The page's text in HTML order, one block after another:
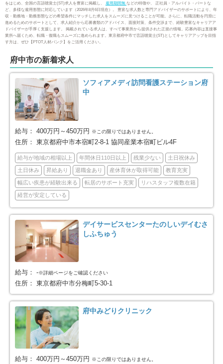
品川区 41 目黒区 40
大田区 105 世田谷区 133
渋谷区 39
杉並区 86 豊島区 40
北区 69
板橋区 84 練馬区 71
足立区 137 葛飾区 56
江戸川区 85 八王子市 62
立川市
三鷹市 21 青梅市 15
府中市
調布市 28
小金井市 11 小平市 22
日野市 27
国分寺市
をはじめ、全国の言語聴覚士(ST)求人を豊富に掲載し、
雇用期間無 などの特徴や、 正社員・アルバイト・パートな
ど、多様な雇用形態に対応しています（2026年8月6日現在）。 豊富な求人数と専門アドバイザーのサポートにより、年
収・勤務地・勤務形態などの希望条件にマッチした求人をスムーズに見つけることが可能。さらに、転職活動を円滑に
進めるためのサポートとして、求人紹介から応募書類のアドバイス、面接対策、条件交渉まで、経験豊富なキャリアア
ドバイザーが手厚く支援します。 掲載されている求人は、すべて事業所から提供された正規の情報。応募内容は直接事
業所へ届くため、転職・復職もスムーズに進められます。東京都府中市で言語聴覚士(ST)としてキャリアアップを目指
す方は、ぜひ【PTOT人材バンク】をご活用ください。
府中市の新着求人
ソフィアメディ訪問看護ステーション府
中
給与： 400万円～450万円 ※この限りではありません。
住所： 東京都府中市本宿町2-8-1 協同産業本宿町ビル4F
給与が地域の相場以上 年間休日110日以上 残業少ない 土日祝休み
土日休み 昇給あり 退職金あり 産休育休が取得可能 教育充実
幅広い疾患が経験出来る 転居のサポート充実 リハスタッフ複数在籍
経営が安定している
デイサービスセンターたのしいデイむさ
しふちゅう
給与： -※詳細ページをご確認ください
住所： 東京都府中市分梅町5-30-1
府中みどりクリニック
給与： 400万円～450万円 ※この限りではありません。